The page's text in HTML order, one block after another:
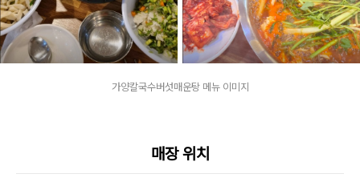
가양칼국수버섯매운탕 메뉴 이미지
매장 위치